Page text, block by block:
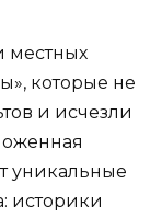
местных
которые не
и исчезли
уникальные
историки